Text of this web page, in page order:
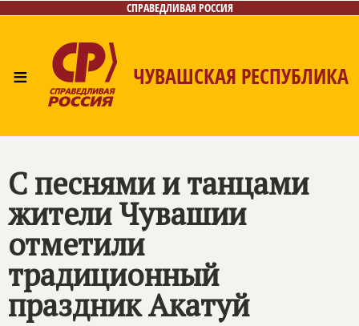
СПРАВЕДЛИВАЯ РОССИЯ
≡ ЧУВАШСКАЯ РЕСПУБЛИКА
С песнями и танцами
жители Чувашии
отметили
традиционный
праздник Акатуй